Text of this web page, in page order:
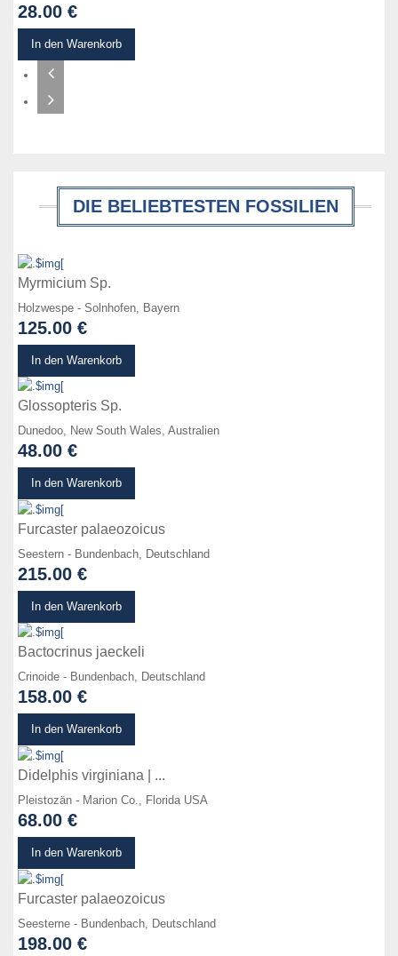
28.00 €
In den Warenkorb
DIE BELIEBTESTEN FOSSILIEN
zum Produkt
Myrmicium Sp.
Holzwespe - Solnhofen, Bayern
125.00 €
In den Warenkorb
Glossopteris Sp.
Dunedoo, New South Wales, Australien
48.00 €
In den Warenkorb
Furcaster palaeozoicus
Seestern - Bundenbach, Deutschland
215.00 €
In den Warenkorb
Bactocrinus jaeckeli
Crinoide - Bundenbach, Deutschland
158.00 €
In den Warenkorb
Didelphis virginiana | ...
Pleistozän - Marion Co., Florida USA
68.00 €
In den Warenkorb
Furcaster palaeozoicus
Seesterne - Bundenbach, Deutschland
198.00 €